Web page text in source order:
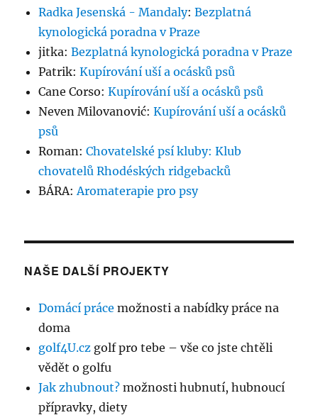
Radka Jesenská - Mandaly:Bezplatná
kynologická poradna v Praze
jitka:Bezplatná kynologická poradna v Praze
Patrik:Kupírování uší a ocásků psů
Cane Corso:Kupírování uší a ocásků psů
Neven Milovanović:Kupírování uší a ocásků
psů
Roman:Chovatelské psí kluby: Klub
chovatelů Rhodéských ridgebacků
BÁRA:Aromaterapie pro psy
NAŠE DALŠÍ PROJEKTY
Domácí práce možnosti a nabídky práce na
doma
golf4U.cz golf pro tebe – vše co jste chtěli
vědět o golfu
Jak zhubnout? možnosti hubnutí, hubnoucí
přípravky, diety